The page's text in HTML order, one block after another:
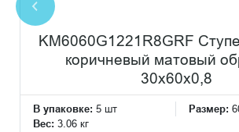
KM6060G1221R8GRF
коричневый матовый
30x60x0,8
В упаковке: 5 шт Размер:
Вес: 3.06 кг